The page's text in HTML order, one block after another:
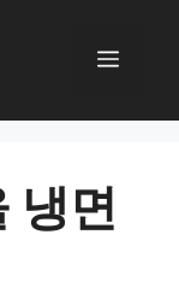
메
냉면